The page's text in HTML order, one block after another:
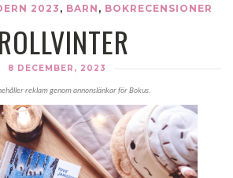
2023 , BARN , BOKRECENSIONER
8 DECEMBER, 2023
reklam genom annonslänkar för Bokus.